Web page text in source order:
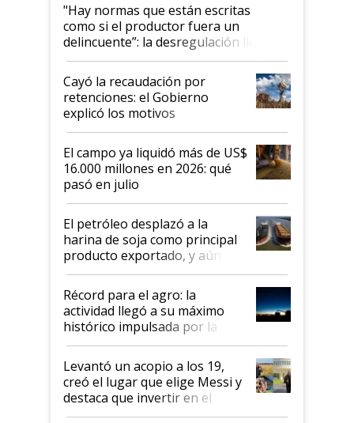
"Hay normas que están escritas
como si el productor fuera un
delincuente”: la desregulación llegó
al Congreso Aapresid y hasta se
habló del financiamiento al IPCVA
Cayó la recaudación por
retenciones: el Gobierno
explicó los motivos
El campo ya liquidó más de US$
16.000 millones en 2026: qué
pasó en julio
El petróleo desplazó a la
harina de soja como principal
producto exportado, y aún así
el agro aportó casi seis de cada
diez dólares y sostuvo el
liderazgo en un semestre
récord
Récord para el agro: la
actividad llegó a su máximo
histórico impulsada por la
cosecha y las exportaciones
Levantó un acopio a los 19,
creó el lugar que elige Messi y
destaca que invertir en el
kirchnerismo era como "darle